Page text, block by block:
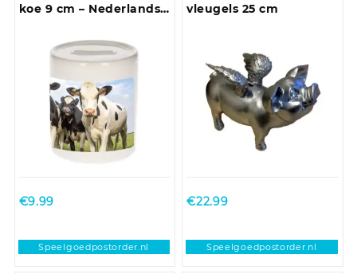
koe 9 cm – Nederlandse
jongens en meisjes
€9.99
Speelgoedpostorder.nl
vleugels 25 cm
€22.99
Speelgoedpostorder.nl